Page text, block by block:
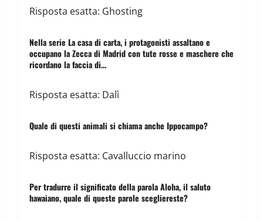
Risposta esatta: Ghosting
Nella serie La casa di carta, i protagonisti assaltano e
occupano la Zecca di Madrid con tute rosse e maschere che
ricordano la faccia di…
Risposta esatta: Dalì
Quale di questi animali si chiama anche Ippocampo?
Risposta esatta: Cavalluccio marino
Per tradurre il significato della parola Aloha, il saluto
hawaiano, quale di queste parole scegliereste?